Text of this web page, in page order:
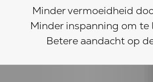
Minder vermoeidheid
Minder inspanning om te
Betere aandacht op